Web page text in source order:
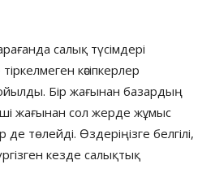
салық түсімдері
кәсіпкерлер
Бір жағынан базардың
жағынан сол жерде жұмыс
де төлейді. Өздеріңізге белгілі,
кезде салықтық